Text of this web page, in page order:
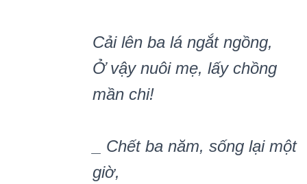
Cải lên ba lá ngắt ngồng,
Ở vậy nuôi mẹ, lấy chồng
mần chi!
Chết ba năm, sống lại một
giờ,